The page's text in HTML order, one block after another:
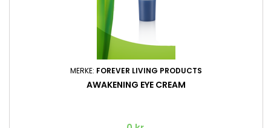
MERKE: FOREVER LIVING PRODUCTS
AWAKENING EYE CREAM